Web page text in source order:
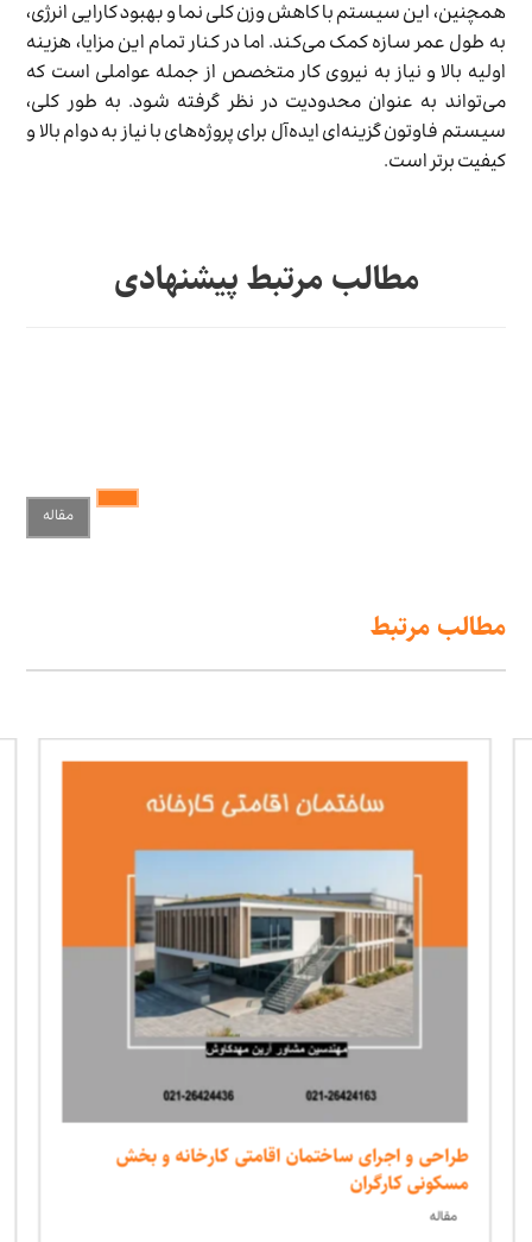
همچنین، این سیستم با کاهش وزن کلی نما و بهبود کارایی انرژی،
به طول عمر سازه کمک می‌کند. اما در کنار تمام این مزایا، هزینه
اولیه بالا و نیاز به نیروی کار متخصص از جمله عواملی است که
می‌تواند به عنوان محدودیت در نظر گرفته شود. به طور کلی،
سیستم فاوتون گزینه‌ای ایده‌آل برای پروژه‌های با نیاز به دوام بالا و
کیفیت برتر است.
مطالب مرتبط پیشنهادی
مقاله
مطالب مرتبط
طراحی و اجرای ساختمان اقامتی کارخانه و بخش
مسکونی کارگران
مقاله